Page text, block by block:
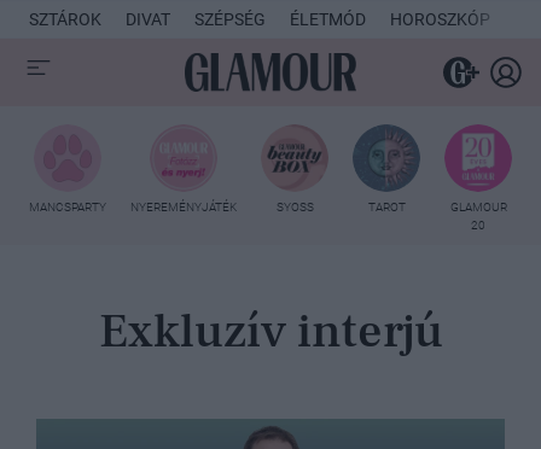
SZTÁROK DIVAT SZÉPSÉG ÉLETMÓD HOROSZKÓP
MANCSPARTY NYEREMÉNYJÁTÉK SYOSS TAROT
GLAMOUR
20
Exkluzív interjú